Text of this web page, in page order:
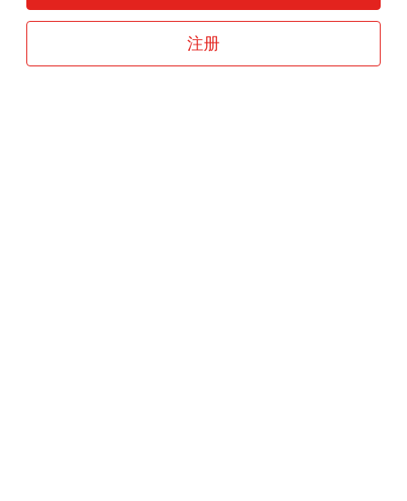
注册